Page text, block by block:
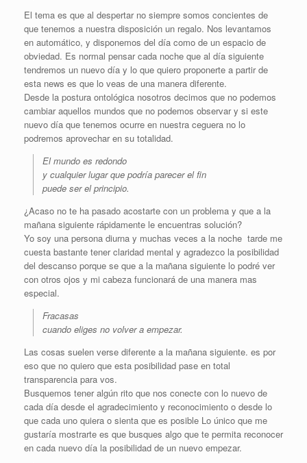
El tema es que al despertar no siempre somos concientes de
que tenemos a nuestra disposición un regalo. Nos levantamos
en automático, y disponemos del día como de un espacio de
obviedad. Es normal pensar cada noche que al día siguiente
tendremos un nuevo día y lo que quiero proponerte a partir de
esta news es que lo veas de una manera diferente.
Desde la postura ontológica nosotros decimos que no podemos
cambiar aquellos mundos que no podemos observar y si este
nuevo día que tenemos ocurre en nuestra ceguera no lo
podremos aprovechar en su totalidad.
El mundo es redondo
y cualquier lugar que podría parecer el fin
puede ser el principio.
¿Acaso no te ha pasado acostarte con un problema y que a la
mañana siguiente rápidamente le encuentras solución?
Yo soy una persona diurna y muchas veces a la noche tarde me
cuesta bastante tener claridad mental y agradezco la posibilidad
del descanso porque se que a la mañana siguiente lo podré ver
con otros ojos y mi cabeza funcionará de una manera mas
especial.
Fracasas
cuando eliges no volver a empezar.
Las cosas suelen verse diferente a la mañana siguiente. es por
eso que no quiero que esta posibilidad pase en total
transparencia para vos.
Busquemos tener algún rito que nos conecte con lo nuevo de
cada día desde el agradecimiento y reconocimiento o desde lo
que cada uno quiera o sienta que es posible Lo único que me
gustaría mostrarte es que busques algo que te permita reconocer
en cada nuevo día la posibilidad de un nuevo empezar.